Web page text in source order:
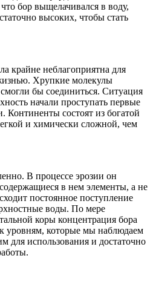
бор выщелачивался в воду,
высоких, чтобы стать
крайне неблагоприятна для
Хрупкие молекулы
бы соединиться. Ситуация
начали проступать первые
Континенты состоят из богатой
и химически сложной, чем
В процессе эрозии он
в нем элементы, а не
постоянное поступление
воды. По мере
коры концентрация бора
уровням, которые мы наблюдаем
для использования и достаточно